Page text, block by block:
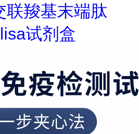
联羧基末端肽
试剂盒